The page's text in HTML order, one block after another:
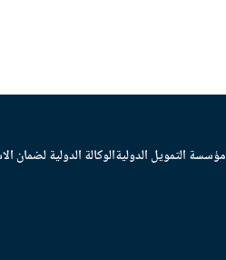
مؤسسة التمويل الدوليةالوكالة الدولية لضمان